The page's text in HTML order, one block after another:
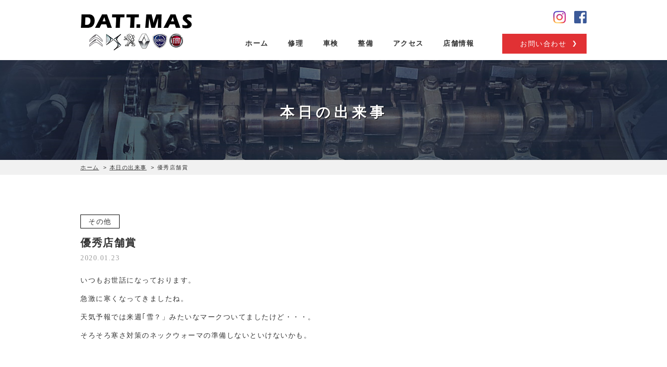
ホーム 修理 車検 整備 アクセス 店舗情報 お問い合わせ
本日の出来事
ホーム > 本日の出来事 > 優秀店舗賞
その他
優秀店舗賞
2020.01.23
いつもお世話になっております。
急激に寒くなってきましたね。
天気予報では来週｢雪？」みたいなマークついてましたけど・・・。
そろそろ寒さ対策のネックウォーマの準備しないといけないかも。